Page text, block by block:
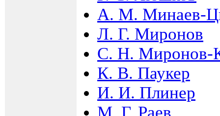
А. М. Минаев-
Л. Г. Миронов
С. Н. Миронов-
К. В. Паукер
И. И. Плинер
М. Г. Раев